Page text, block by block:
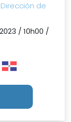
de
/ 10h00 /